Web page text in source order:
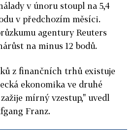
v únoru stoupl na 5,4
v předchozím měsíci.
agentury Reuters
na minus 12 bodů.
z finančních trhů existuje
ekonomika ve druhé
mírný vzestup," uvedl
Franz.